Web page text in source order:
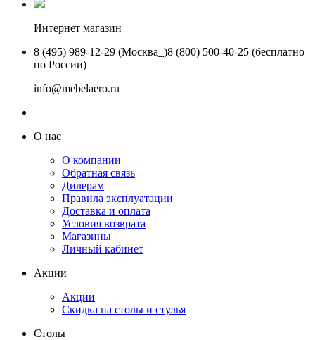
Интернет магазин
8 (495) 989-12-29 (Москва_)8 (800) 500-40-25 (бесплатно
по России)
info@mebelaero.ru
О нас
О компании
Обратная связь
Дилерам
Правила эксплуатации
Доставка и оплата
Условия возврата
Магазины
Личный кабинет
Акции
Акции
Скидка на столы и стулья
Столы